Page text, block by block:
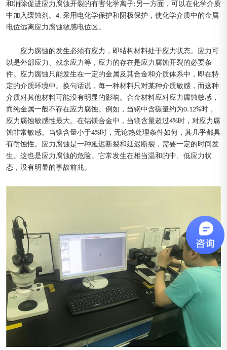
和消除促进应力腐蚀开裂的有害化学离子;另一方面，可以在化学介质
中加入缓蚀剂。4. 采用电化学保护和阴极保护，使化学介质中的金属
电位远离应力腐蚀敏感电位区。
应力腐蚀的发生必须有应力，即结构材料处于应力状态。应力可
以是外部应力、残余应力等，应力的存在是应力腐蚀开裂的必要条
件。应力腐蚀只能发生在一定的金属及其合金和介质体系中，即在特
定的介质环境中。换句话说，每一种材料只对某种介质敏感，而这种
介质对其他材料可能没有明显的影响。合金材料应对应力腐蚀敏感，
而纯金属一般不存在应力腐蚀。例如，当钢中含碳量约为0.12%时，
应力腐蚀敏感性最大。在铝镁合金中，当镁含量超过4%时，对应力腐
蚀非常敏感。当镁含量小于4%时，无论热处理条件如何，其几乎都具
有耐蚀性。应力腐蚀是一种延迟断裂和延迟断裂，需要一定的时间发
生。这也是应力腐蚀的危险。它常发生在相当温和的中、低应力状
态，没有明显的事故前兆。